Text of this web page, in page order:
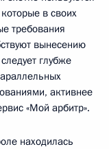
в своих
требования
вынесению
глубже
активнее
«Мой арбитр».
находилась